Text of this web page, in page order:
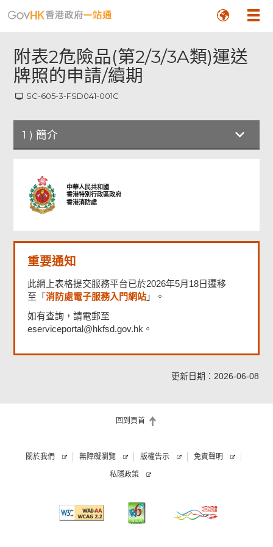
附表2危險品(第2/3/3A類)運送
牌照的申請/續期
SC-605-3-FSD041-001C
1 ) 簡介
中華人民共和國
香港特別行政區政府
香港消防處
重要通知
此網上表格提交服務平台已於2026年5月18日遷移
至「消防處電子服務入門網站 」。
如有查詢，請電郵至
eserviceportal@hkfsd.gov.hk。
更新日期：2026-06-08
回到頁首
頁
關於我們 無障礙瀏覽 版權告示 免責聲明
私隱政策